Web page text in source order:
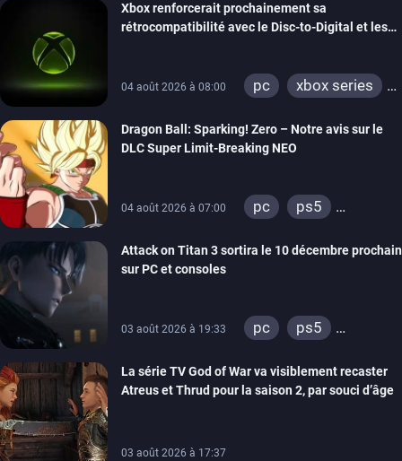
switch
switch 2
Xbox renforcerait prochainement sa
rétrocompatibilité avec le Disc-to-Digital et les
04 août 2026 à 08:00 pc
xbox series
xbox 360
Dragon Ball: Sparking! Zero – Notre avis sur le
DLC Super Limit-Breaking NEO
04 août 2026 à 07:00 pc
ps5
Attack on Titan 3 sortira le 10 décembre prochain
sur PC et consoles
03 août 2026 à 19:33 pc
ps5
switch 2
La série TV God of War va visiblement recaster
Atreus et Thrud pour la saison 2, par souci d’âge
03 août 2026 à 17:37